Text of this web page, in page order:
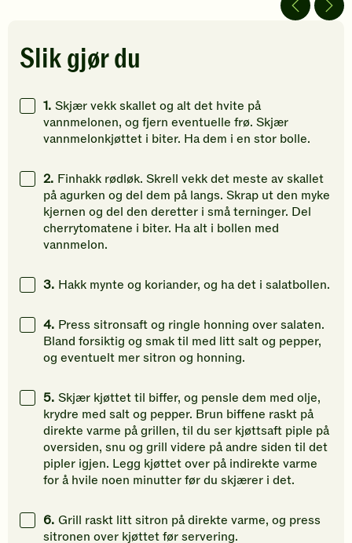
stjerner.
Klikk
å
gi
vurdering.
gi
din
vurdering.
av
Slik gjør du
1. Skjær vekk skallet og alt det hvite på
vannmelonen, og fjern eventuelle frø. Skjær
vannmelonkjøttet i biter. Ha dem i en stor bolle.
2. Finhakk rødløk. Skrell vekk det meste av skallet
på agurken og del dem på langs. Skrap ut den myke
kjernen og del den deretter i små terninger. Del
cherrytomatene i biter. Ha alt i bollen med
vannmelon.
3. Hakk mynte og koriander, og ha det i salatbollen.
4. Press sitronsaft og ringle honning over salaten.
Bland forsiktig og smak til med litt salt og pepper,
og eventuelt mer sitron og honning.
5. Skjær kjøttet til biffer, og pensle dem med olje,
krydre med salt og pepper. Brun biffene raskt på
direkte varme på grillen, til du ser kjøttsaft piple på
oversiden, snu og grill videre på andre siden til det
pipler igjen. Legg kjøttet over på indirekte varme
for å hvile noen minutter før du skjærer i det.
6. Grill raskt litt sitron på direkte varme, og press
sitronen over kjøttet før servering.